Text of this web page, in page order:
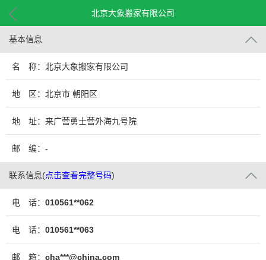
北京大象搬家有限公司
基本信息
名 称：北京大象搬家有限公司
地 区：北京市 朝阳区
地 址：来广营勇士营外海九号院
邮 编：-
联系信息(点击查看完整号码)
电 话： 010561**062
电 话： 010561**063
邮 箱： cha***@china.com